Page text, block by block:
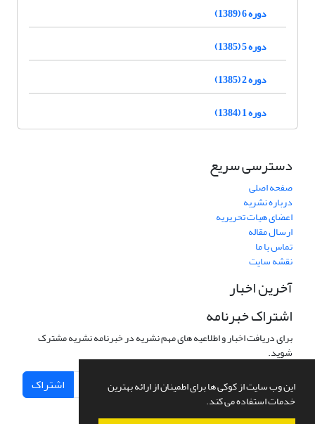
این وب سایت از کوکی ها برای اطمینان از ارائه بهترین
خدمات استفاده می کند.
دوره 6 (1389)
دوره 5 (1385)
دوره 2 (1385)
دوره 1 (1384)
دسترسی سریع
صفحه اصلی
درباره نشریه
اعضای هیات تحریریه
ارسال مقاله
تماس با ما
نقشه سایت
آخرین اخبار
اشتراک خبرنامه
برای دریافت اخبار و اطلاعیه های مهم نشریه در خبرنامه نشریه مشترک
شوید.
اشتراک